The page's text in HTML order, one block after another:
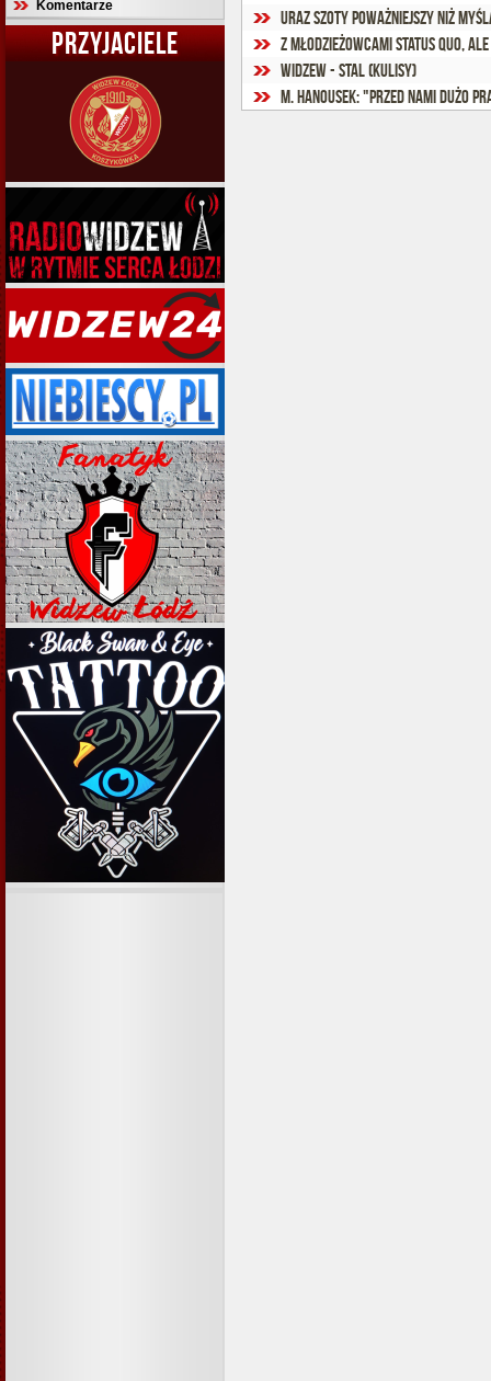
Komentarze
PRZYJACIELE
Uraz Szoty poważniejszy niż
Z młodzieżowcami status quo,
Widzew - Stal (kulisy)
M. Hanousek: "Przed nami dużo